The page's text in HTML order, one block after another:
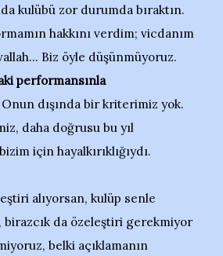
kulübü zor durumda bıraktın.
hakkını verdim; vicdanım
Biz öyle düşünmüyoruz.
performansınla
Onun dışında bir kriterimiz yok.
daha doğrusu bu yıl
için hayalkırıklığıydı.
alıyorsan, kulüp senle
birazcık da özeleştiri gerekmiyor
belki açıklamanın